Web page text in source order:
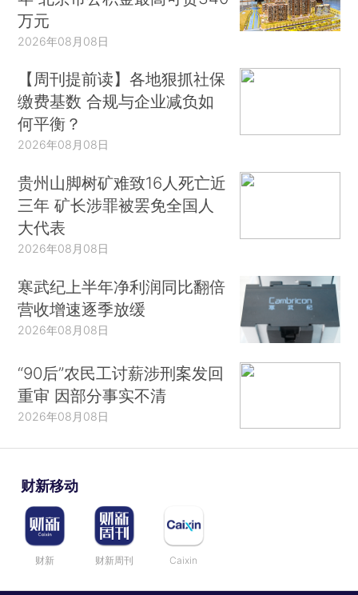
万元
2026年08月08日
【周刊提前读】各地狠抓社保
缴费基数 合规与企业减负如
何平衡？
2026年08月08日
贵州山脚树矿难致16人死亡近
三年 矿长涉罪被罢免全国人
大代表
2026年08月08日
寒武纪上半年净利润同比翻倍
营收增速逐季放缓
2026年08月08日
“90后”农民工讨薪涉刑案发回
重审 因部分事实不清
2026年08月08日
财新移动
财新 财新周刊 Caixin